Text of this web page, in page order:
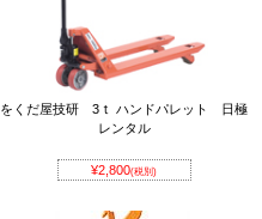
をくだ屋技研 3ｔ ハンドパレット 日極
レンタル
¥2,800(税別)